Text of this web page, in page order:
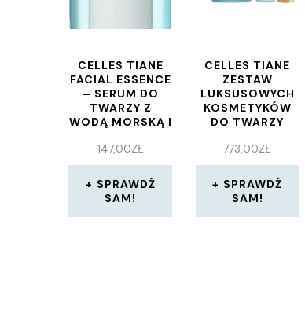
CELLES TIANE
FACIAL ESSENCE
– SERUM DO
TWARZY Z
WODĄ MORSKĄ I
DROŻDŻY 30 ML
TIENS
147,00ZŁ
SPRAWDŹ
SAM!
CELLES TIANE
ZESTAW
LUKSUSOWYCH
KOSMETYKÓW
DO TWARZY
TIENS
773,00ZŁ
SPRAWDŹ
SAM!